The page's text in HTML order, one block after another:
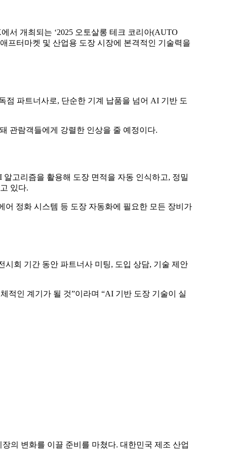
서 개최되는 ‘2025 오토살롱 테크 코리아(AUTO
프터마켓 및 산업용 도장 시장에 본격적인 기술력을
점 파트너사로, 단순한 기계 납품을 넘어 AI 기반 도
관람객들에게 강렬한 인상을 줄 예정이다.
고리즘을 활용해 도장 면적을 자동 인식하고, 정밀
있다.
어 정화 시스템 등 도장 자동화에 필요한 모든 장비가
시회 기간 동안 파트너사 미팅, 도입 상담, 기술 제안
적인 계기 가 될 것”이라며 “AI 기반 도장 기술이 실
의 변화를 이끌 준비를 마쳤다. 대한민국 제조 산업